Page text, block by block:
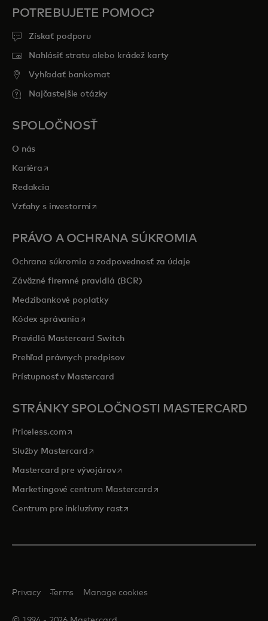
POTREBUJETE POMOC?
Získať podporu
Nahlásiť stratu alebo krádež karty
Vyhľadať bankomat
Najčastejšie otázky
SPOLOČNOSŤ
O nás
Kariéra opens in a new tab
Redakcia
Vzťahy s investormi opens in a new tab
PRÁVO A OCHRANA SÚKROMIA
Ochrana súkromia a zodpovednosť za údaje
Záväzné firemné pravidlá (BCR)
Medzibankové poplatky
Kódex správaniaopens in a new tab
Pravidlá Mastercard Switch
Prehľad právnych predpisov
Prístupnosť v Mastercard
STRÁNKY SPOLOČNOSTI MASTERCARD
Priceless.com opens in a new tab
Služby Mastercardopens in a new tab
Mastercard pre vývojárovopens in a new tab
Marketingové centrum Mastercardopens in a new tab
Centrum pre inkluzívny rastopens in a new tab
Privacy Terms Manage cookies